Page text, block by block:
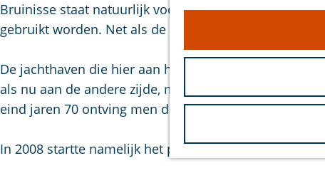
d
e
o
m
e
a
Bruinisse staat natuurlijk vooral bekend om de
gebruikt worden. Net als de oude Veerhaven, waar
De jachthaven die hier aan het Grevelingenmeer
als nu aan de andere zijde, mosselpercelen. In 1973
eind jaren 70 ontving men daar de eerste gasten.
In 2008 startte namelijk het proj…